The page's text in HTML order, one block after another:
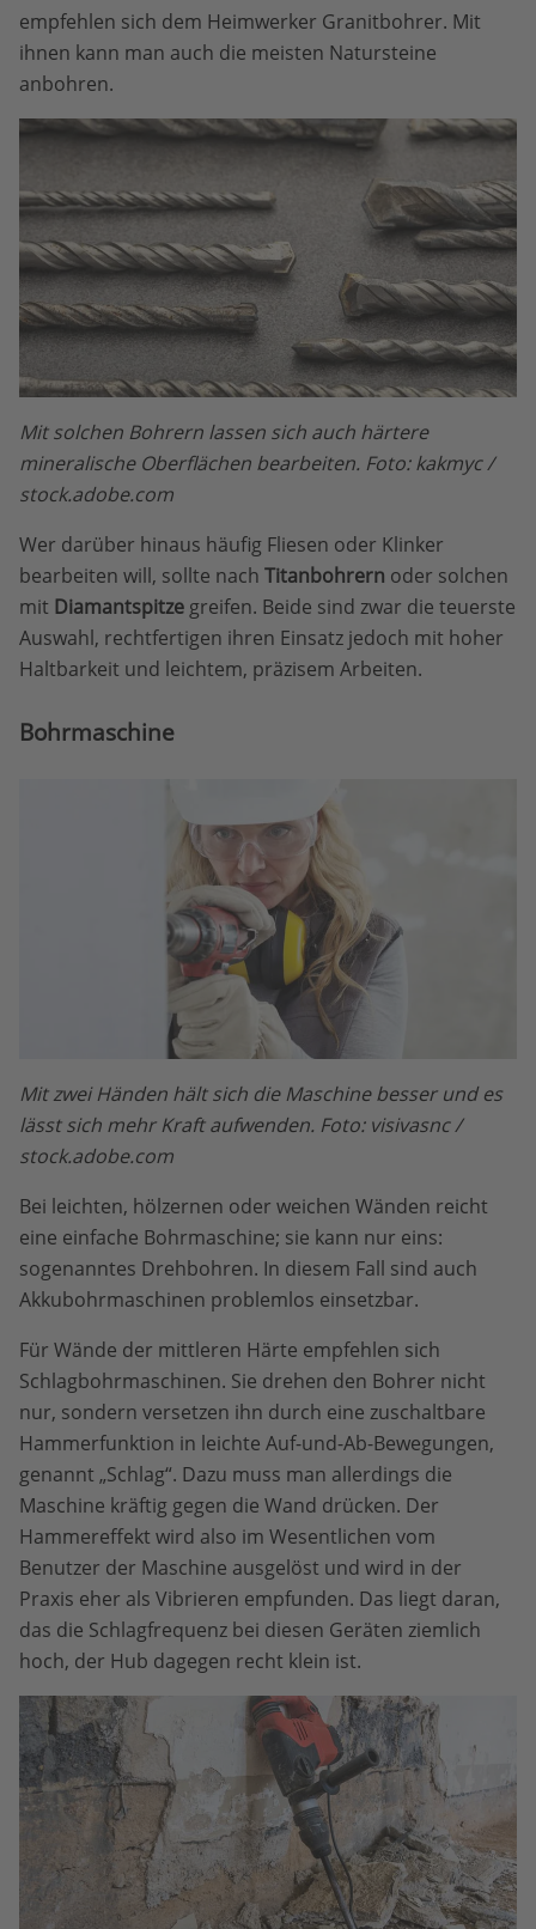
empfehlen sich dem Heimwerker Granitbohrer. Mit
ihnen kann man auch die meisten Natursteine
anbohren.
Mit solchen Bohrern lassen sich auch härtere
mineralische Oberflächen bearbeiten. Foto: kakmyc /
stock.adobe.com
Wer darüber hinaus häufig Fliesen oder Klinker
bearbeiten will, sollte nach Titanbohrern oder solchen
mit Diamantspitze greifen. Beide sind zwar die teuerste
Auswahl, rechtfertigen ihren Einsatz jedoch mit hoher
Haltbarkeit und leichtem, präzisem Arbeiten.
Bohrmaschine
Mit zwei Händen hält sich die Maschine besser und es
lässt sich mehr Kraft aufwenden. Foto: visivasnc /
stock.adobe.com
Bei leichten, hölzernen oder weichen Wänden reicht
eine einfache Bohrmaschine; sie kann nur eins:
sogenanntes Drehbohren. In diesem Fall sind auch
Akkubohrmaschinen problemlos einsetzbar.
Für Wände der mittleren Härte empfehlen sich
Schlagbohrmaschinen. Sie drehen den Bohrer nicht
nur, sondern versetzen ihn durch eine zuschaltbare
Hammerfunktion in leichte Auf-und-Ab-Bewegungen,
genannt „Schlag“. Dazu muss man allerdings die
Maschine kräftig gegen die Wand drücken. Der
Hammereffekt wird also im Wesentlichen vom
Benutzer der Maschine ausgelöst und wird in der
Praxis eher als Vibrieren empfunden. Das liegt daran,
das die Schlagfrequenz bei diesen Geräten ziemlich
hoch, der Hub dagegen recht klein ist.